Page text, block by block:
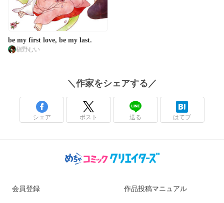
be my first love, be my last.
槇野むい
＼ 作家をシェアする／
シェア ポスト 送る はてブ
会員登録 作品投稿マニュアル